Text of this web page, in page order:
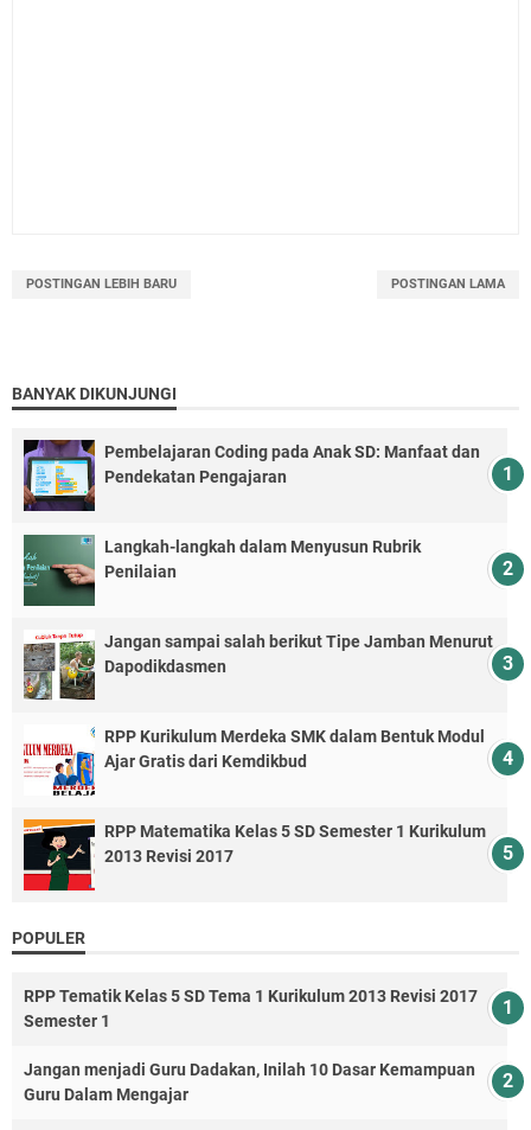
POSTINGAN LEBIH BARU POSTINGAN LAMA
BANYAK DIKUNJUNGI
Pembelajaran Coding pada Anak SD: Manfaat dan
Pendekatan Pengajaran
Langkah-langkah dalam Menyusun Rubrik
Penilaian
Jangan sampai salah berikut Tipe Jamban Menurut
Dapodikdasmen
RPP Kurikulum Merdeka SMK dalam Bentuk Modul
Ajar Gratis dari Kemdikbud
RPP Matematika Kelas 5 SD Semester 1 Kurikulum
2013 Revisi 2017
POPULER
RPP Tematik Kelas 5 SD Tema 1 Kurikulum 2013 Revisi 2017
Semester 1
Jangan menjadi Guru Dadakan, Inilah 10 Dasar Kemampuan
Guru Dalam Mengajar